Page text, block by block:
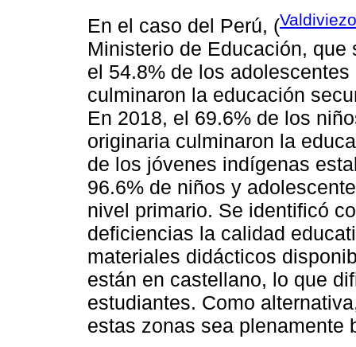
En el caso del Perú, (
Ministerio de Educación,
el 54.8% de los
culminaron la educación
En 2018, el 69.6% de los
originaria culminaron la
de los jóvenes indígenas
96.6% de niños y
nivel primario. Se identificó
deficiencias la calidad
materiales didácticos
están en castellano, lo que
estudiantes. Como
estas zonas sea plenamente